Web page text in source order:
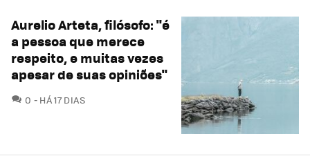
Aurelio Arteta, filósofo: "é
a pessoa que merece
respeito, e muitas vezes
apesar de suas opiniões"
0 COMENTÁRIOS
HÁ 17 DIAS